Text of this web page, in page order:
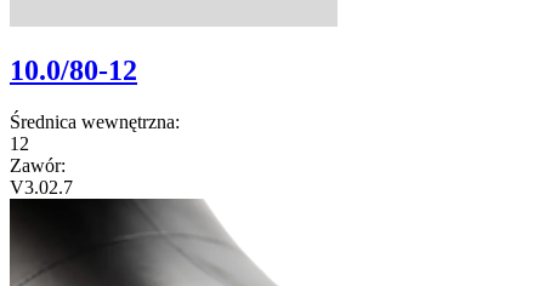
10.0/80-12
Średnica wewnętrzna:
12
Zawór:
V3.02.7